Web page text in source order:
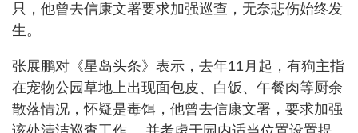
只，他曾去信康文署要求加强巡查，无奈悲伤始终发
生。
张展鹏对《星岛头条》表示，去年11月起，有狗主指
在宠物公园草地上出现面包皮、白饭、午餐肉等厨余
散落情况，怀疑是毒饵，他曾去信康文署，要求加强